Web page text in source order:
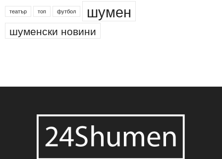
театър топ футбол шумен
шуменски новини